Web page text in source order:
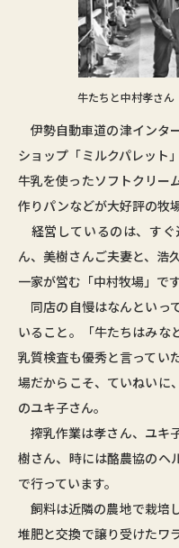
牛たちと中村孝さん
伊勢自動車道の津インタ
ショップ「ミルクパレット
牛乳を使ったソフトクリー
作りパンなどが大好評の牧
経営しているのは、すぐ
ん、美樹さんご夫妻と、浩
一家が営む「中村牧場」です
同店の自慢はなんといっ
いること。「牛たちはみな
乳質検査も優秀と言ってい
場だからこそ、ていねいに
のユキ子さん。
搾乳作業は孝さん、ユキ
樹さん、時には酪農協のヘ
で行っています。
飼料は近隣の農地で栽培
堆肥と交換で譲り受けたワ